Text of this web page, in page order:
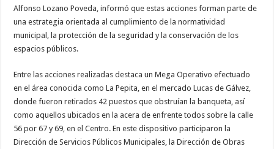
Alfonso Lozano Poveda, informó que estas acciones forman parte de
una estrategia orientada al cumplimiento de la normatividad
municipal, la protección de la seguridad y la conservación de los
espacios públicos.
Entre las acciones realizadas destaca un Mega Operativo efectuado
en el área conocida como La Pepita, en el mercado Lucas de Gálvez,
donde fueron retirados 42 puestos que obstruían la banqueta, así
como aquellos ubicados en la acera de enfrente todos sobre la calle
56 por 67 y 69, en el Centro. En este dispositivo participaron la
Dirección de Servicios Públicos Municipales, la Dirección de Obras